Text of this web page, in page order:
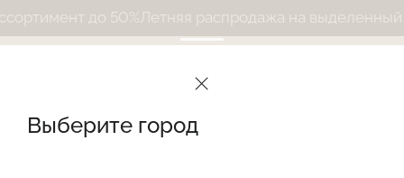
Выберите город
до 50%Летняя распродажа на выделенный